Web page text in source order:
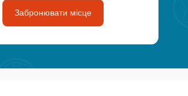
Забронювати місце